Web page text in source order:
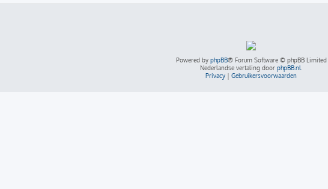
Powered by phpBB® Forum Software © phpBB Limited
Nederlandse vertaling door phpBB.nl.
Privacy
Gebruikersvoorwaarden